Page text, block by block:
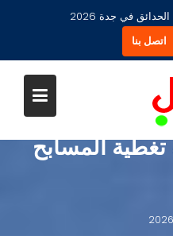
مودرن عصرية جديدة بجدة
اتصل بنا
المسابح